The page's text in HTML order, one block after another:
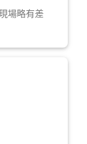
場略有差